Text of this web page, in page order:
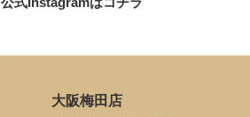
大阪梅田店